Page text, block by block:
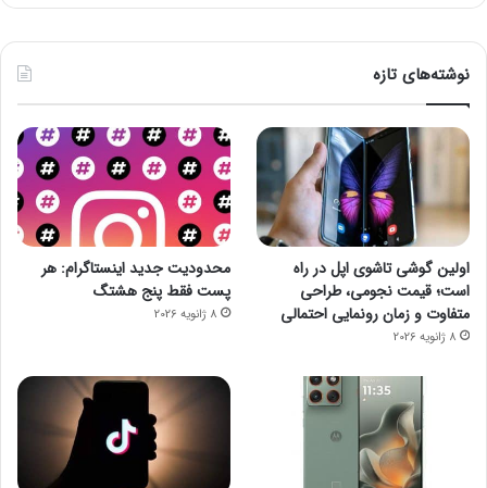
نوشته‌های تازه
اولین گوشی تاشوی اپل در راه
است؛ قیمت نجومی، طراحی
متفاوت و زمان رونمایی احتمالی
8 ژانویه 2026
محدودیت جدید اینستاگرام: هر
پست فقط پنج هشتگ
8 ژانویه 2026